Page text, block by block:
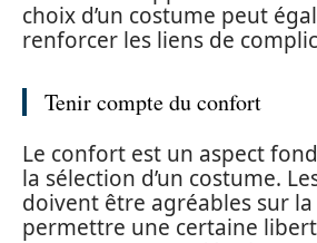
choix d’un costume peut
renforcer les liens de
Tenir compte du confort
Le confort est un aspect
la sélection d’un costume.
doivent être agréables sur
permettre une certaine